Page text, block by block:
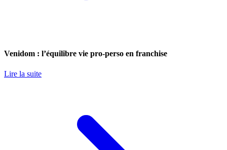
Venidom : l’équilibre vie pro-perso en franchise
Lire la suite